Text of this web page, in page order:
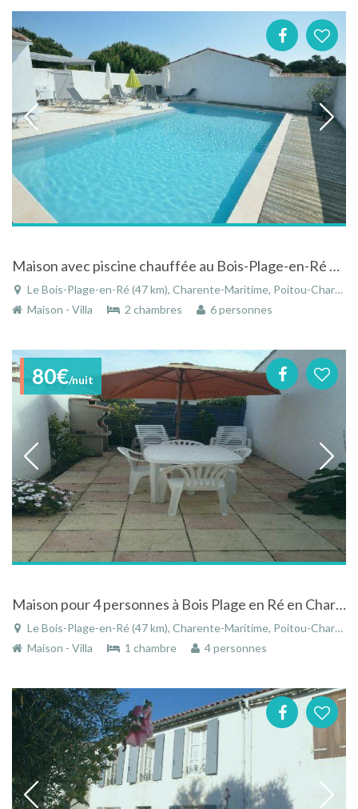
Maison avec piscine chauffée au Bois-Plage-en-Ré en Charente-maritime à 400 m de la plage
Le Bois-Plage-en-Ré (47 km), Charente-Maritime, Poitou-Charentes, Nouvelle-Aquitaine, France
Maison - Villa
2 chambres 6 personnes
80€/nuit
Maison pour 4 personnes à Bois Plage en Ré en Charente-Maritime
Le Bois-Plage-en-Ré (47 km), Charente-Maritime, Poitou-Charentes, Nouvelle-Aquitaine, France
Maison - Villa
1 chambre 4 personnes